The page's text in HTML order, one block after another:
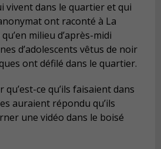
vivent dans le quartier et qui
ont raconté à La
milieu d’après-midi
d’adolescents vêtus de noir
ont défilé dans le quartier.
ce qu’ils faisaient dans
auraient répondu qu’ils
une vidéo dans le boisé